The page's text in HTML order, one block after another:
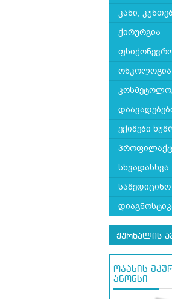
კანი,
ქირურგია
ონკოლოგია
ექიმები
სხვადასხვა
სამედიცინო
ჟურნალის
ოჯახის
ანონსი